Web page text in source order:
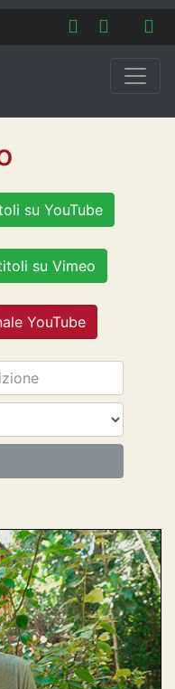
su YouTube
su Vimeo
YouTube